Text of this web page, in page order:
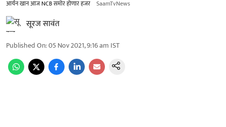
आर्यन खान आज NCB समोर होणार हजर SaamTvNews
सूरज सावंत
Published On:05 Nov 2021, 9:16 am IST